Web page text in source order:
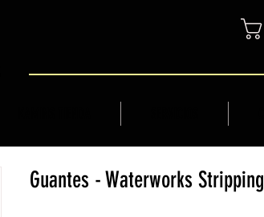
Guantes - Waterworks Stripping